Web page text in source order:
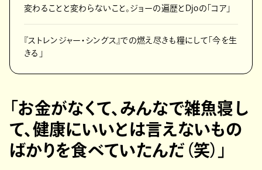
変わることと変わらないこと。ジョーの遍歴とDjoの「コア」
『ストレンジャー・シングス』での燃え尽きも糧にして「今を生
きる」
「お金がなくて、みんなで雑魚寝し
て、健康にいいとは言えないもの
ばかりを食べていたんだ（笑）」